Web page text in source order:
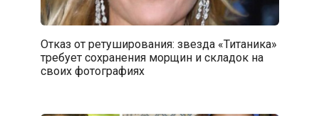
Отказ от ретуширования: звезда «Титаника»
требует сохранения морщин и складок на
своих фотографиях